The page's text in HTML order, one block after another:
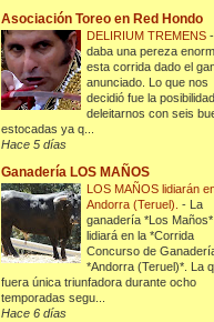
Asociación Toreo en Red Hondo
DELIRIUM TREMENS-
daba una pereza
esta corrida dado el
anunciado. Lo que nos
decidió fue la
deleitarnos con seis
estocadas ya q...
Hace 5 días
Ganadería LOS MAÑOS
LOS MAÑOS lidiarán
Andorra (Teruel).- La
ganadería *Los Maños*
lidiará en la *Corrida
Concurso de
*Andorra (Teruel)*. La
fuera única triunfadora durante ocho
temporadas segu...
Hace 6 días